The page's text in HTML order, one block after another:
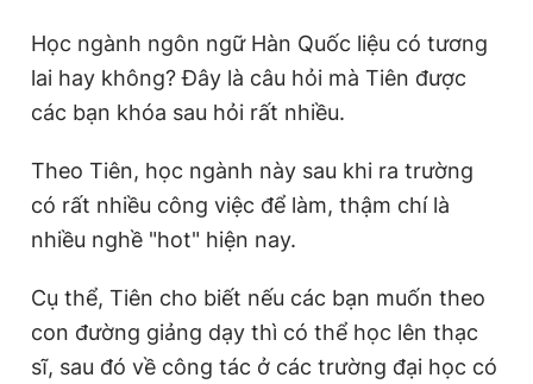
Học ngành ngôn ngữ Hàn Quốc liệu có tương
lai hay không? Đây là câu hỏi mà Tiên được
các bạn khóa sau hỏi rất nhiều.
Theo Tiên, học ngành này sau khi ra trường
có rất nhiều công việc để làm, thậm chí là
nhiều nghề "hot" hiện nay.
Cụ thể, Tiên cho biết nếu các bạn muốn theo
con đường giảng dạy thì có thể học lên thạc
sĩ, sau đó về công tác ở các trường đại học có